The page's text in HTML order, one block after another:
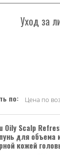
Уход за
по: Цена по
Oily Scalp
для объема
кожей